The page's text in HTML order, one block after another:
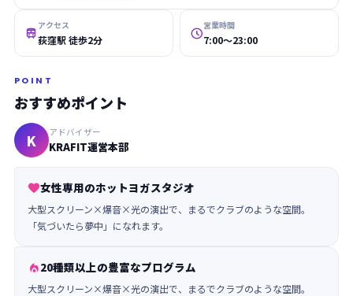
 アクセス
荻窪駅 徒歩2分 営業時間
7:00〜23:00
POINT
おすすめポイント
K アドバイザー
KRAFIT運営本部
女性専用のホットヨガスタジオ
大型スクリーン×爆音×光の演出で、まるでクラブのような空間。
「気づいたら夢中」になれます。
20種類以上の豊富なプログラム
大型スクリーン×爆音×光の演出で、まるでクラブのような空間。